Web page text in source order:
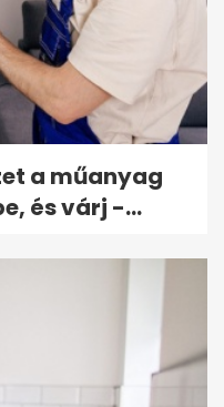
a műanyag
és várj -...